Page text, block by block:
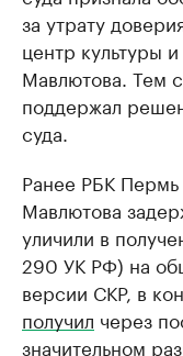
за утрату
центр культуры
Мавлютова. Тем
поддержал
суда.
Ранее РБК
Мавлютова
уличили в
290 УК РФ) на
версии СКР, в
получил через
значительном